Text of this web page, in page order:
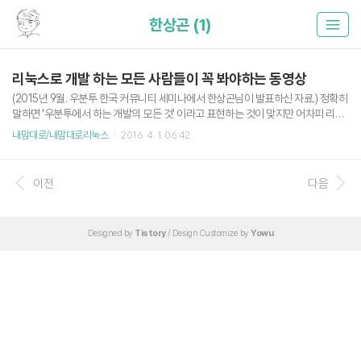
한상곤 (1)
리눅스로 개발 하는 모든 사람들이 꼭 봐야하는 동영상
(2015년 9월. 우분투 한국 커뮤니티 세미나에서 한상곤님이 발표하신 자료.) 정확히
말하면 '우분투에서 하는 개발의 모든 것' 이라고 표현하는 것이 맞지만 어차피 리눅
스 커널 기반이면 그 친구가 그 친구 아닐까 생각한다. 동영상에서 한상곤님은 개발
지만 한상곤님의 정겨운 사투리와 화술에 빠져들어 금방 다 볼 수 있다. (그리고 어느
정도 덕력이 있다면 이해 200%가능. 나는 아직 부족...) 나도 한 5번 정도 본거같다.
내맘대로/내맘대로리눅스 2016. 4. 1. 06:42
이전 다음
Designed by Tistory/ Design Customize by Yowu